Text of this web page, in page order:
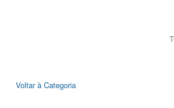
Voltar à Categoria